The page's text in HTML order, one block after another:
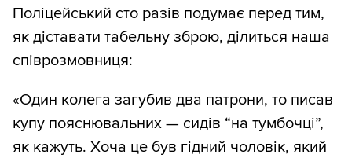
Поліцейський сто разів подумає перед тим,
як діставати табельну зброю, ділиться наша
співрозмовниця:
«Один колега загубив два патрони, то писав
купу пояснювальних — сидів “на тумбочці”,
як кажуть. Хоча це був гідний чоловік, який